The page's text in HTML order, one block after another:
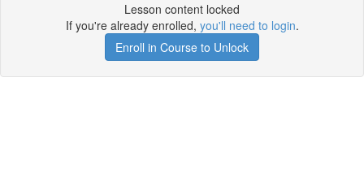
Lesson content locked
If you're already enrolled, you'll need to login.
Enroll in Course to Unlock